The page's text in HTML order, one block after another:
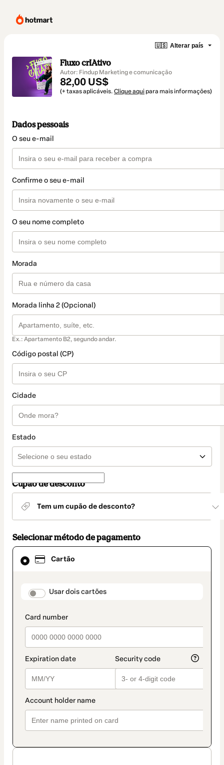
🇺🇸 Alterar país
Fluxo crIAtivo
Autor: Findup Marketing e comunicação
82,00 US$
(+ taxas aplicáveis. Clique aqui para mais informações)
Dados pessoais
O seu e-mail
Confirme o seu e-mail
O seu nome completo
Morada
Morada linha 2 (Opcional)
Ex.: Apartamento B2, segundo andar.
Código postal (CP)
Cidade
Estado
Cupão de desconto
Tem um cupão de desconto?
Selecionar método de pagamento
Cartão
payment_data.section_title_v2
Usar dois cartões
Cartão
selecionado
pagamento